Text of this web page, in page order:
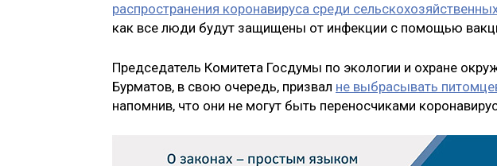
распространения коронавируса среди
как все люди будут защищены от инфекции с помощью
Председатель Комитета Госдумы по экологии и охране
Бурматов, в свою очередь, призвал не выбрасывать
напомнив, что они не могут быть переносчиками